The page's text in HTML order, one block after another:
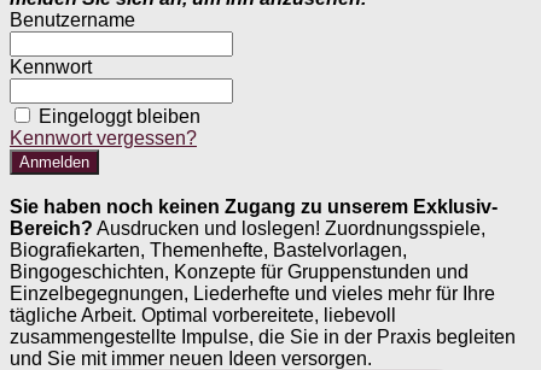
Benutzername
Kennwort
Eingeloggt bleiben
Kennwort vergessen?
Sie haben noch keinen Zugang zu unserem Exklusiv-
Bereich? Ausdrucken und loslegen! Zuordnungsspiele,
Biografiekarten, Themenhefte, Bastelvorlagen,
Bingogeschichten, Konzepte für Gruppenstunden und
Einzelbegegnungen, Liederhefte und vieles mehr für Ihre
tägliche Arbeit. Optimal vorbereitete, liebevoll
zusammengestellte Impulse, die Sie in der Praxis begleiten
und Sie mit immer neuen Ideen versorgen.